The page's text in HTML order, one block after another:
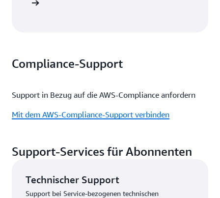
Compliance-Support
Support in Bezug auf die AWS-Compliance anfordern
Mit dem AWS-Compliance-Support verbinden
Support-Services für Abonnenten
Technischer Support
Support bei Service-bezogenen technischen